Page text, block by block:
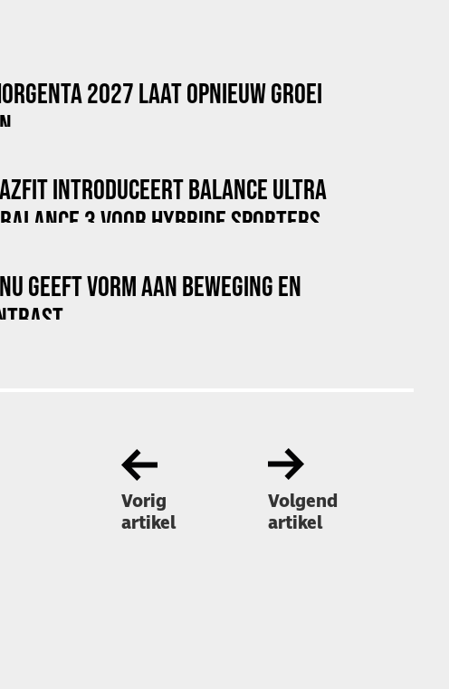
2027 LAAT OPNIEUW GROEI
INTRODUCEERT BALANCE ULTRA
3 VOOR HYBRIDE SPORTERS
GEEFT VORM AAN BEWEGING EN
Vorig
artikel
Volgend
artikel